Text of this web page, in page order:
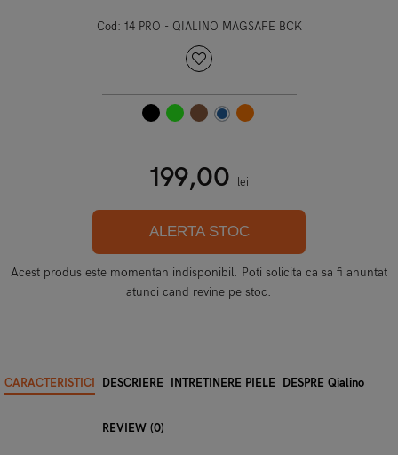
Cod: 14 PRO - QIALINO MAGSAFE BCK
199,00 lei
ALERTA STOC
Acest produs este momentan indisponibil. Poti solicita ca sa fi anuntat
atunci cand revine pe stoc.
CARACTERISTICI DESCRIERE INTRETINERE PIELE DESPRE Qialino
REVIEW (0)